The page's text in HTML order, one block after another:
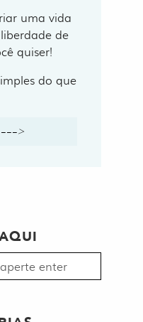
uma vida
de
quiser!
do que
--->